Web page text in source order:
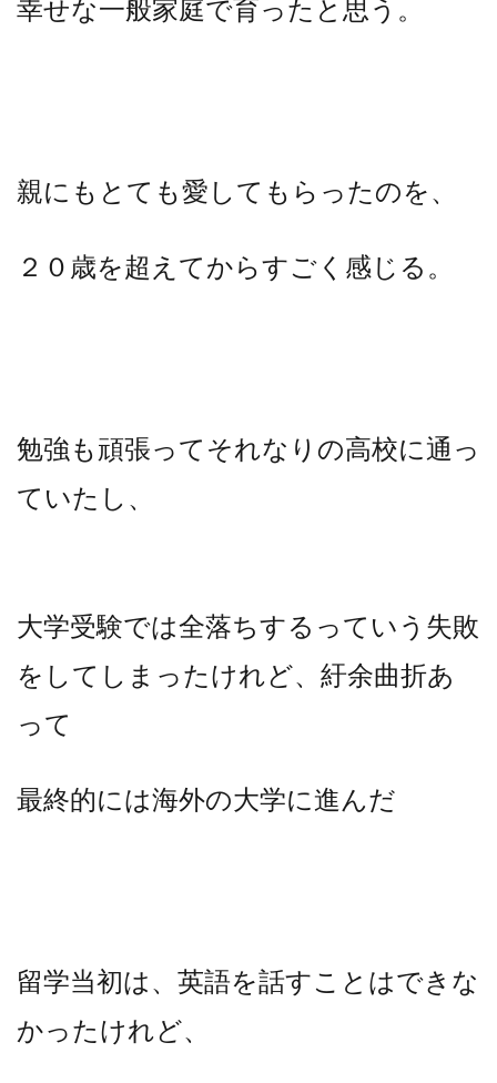
幸せな一般家庭で育ったと思う。
親にもとても愛してもらったのを、
２０歳を超えてからすごく感じる。
勉強も頑張ってそれなりの高校に通っ
ていたし、
大学受験では全落ちするっていう失敗
をしてしまったけれど、紆余曲折あ
って
最終的には海外の大学に進んだ
留学当初は、英語を話すことはできな
かったけれど、